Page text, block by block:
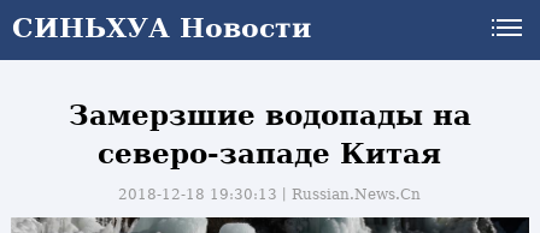
СИНЬХУА Новости
Замерзшие водопады на
северо-западе Китая
2018-12-18 19:30:13丨Russian.News.Cn